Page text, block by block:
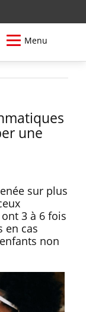
Menu
une
sur plus
3 à 6 fois
en cas
non